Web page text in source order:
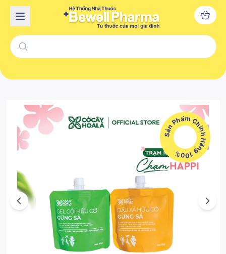
Sản Phẩm Chính Hãng 100%
Previous Next